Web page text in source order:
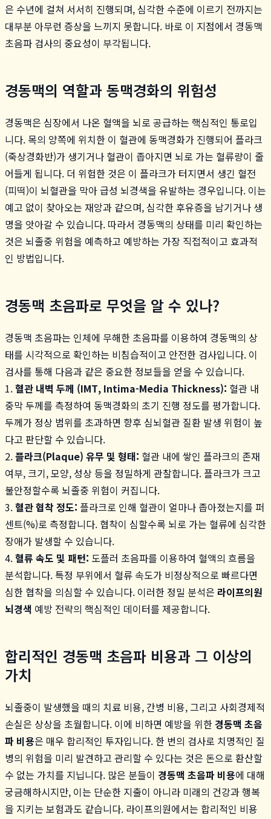
은 수년에 걸쳐 서서히 진행되며, 심각한 수준에 이르기 전까지는
대부분 아무런 증상을 느끼지 못합니다. 바로 이 지점에서 경동맥
초음파 검사의 중요성이 부각됩니다.
경동맥의 역할과 동맥경화의 위험성
경동맥은 심장에서 나온 혈액을 뇌로 공급하는 핵심적인 통로입
니다. 목의 양쪽에 위치한 이 혈관에 동맥경화가 진행되어 플라크
(죽상경화반)가 생기거나 혈관이 좁아지면 뇌로 가는 혈류량이 줄
어들게 됩니다. 더 위험한 것은 이 플라크가 터지면서 생긴 혈전
(피떡)이 뇌혈관을 막아 급성 뇌경색을 유발하는 경우입니다. 이는
예고 없이 찾아오는 재앙과 같으며, 심각한 후유증을 남기거나 생
명을 앗아갈 수 있습니다. 따라서 경동맥의 상태를 미리 확인하는
것은 뇌졸중 위험을 예측하고 예방하는 가장 직접적이고 효과적
인 방법입니다.
경동맥 초음파로 무엇을 알 수 있나?
경동맥 초음파는 인체에 무해한 초음파를 이용하여 경동맥의 상
태를 시각적으로 확인하는 비침습적이고 안전한 검사입니다. 이
검사를 통해 다음과 같은 중요한 정보들을 얻을 수 있습니다.
1.혈관 내벽 두께 (IMT, Intima-Media Thickness): 혈관 내
중막 두께를 측정하여 동맥경화의 초기 진행 정도를 평가합니다.
두께가 정상 범위를 초과하면 향후 심뇌혈관 질환 발생 위험이 높
다고 판단할 수 있습니다.
2.플라크(Plaque) 유무 및 형태: 혈관 내에 쌓인 플라크의 존재
여부, 크기, 모양, 성상 등을 정밀하게 관찰합니다. 플라크가 크고
불안정할수록 뇌졸중 위험이 커집니다.
3.혈관 협착 정도: 플라크로 인해 혈관이 얼마나 좁아졌는지를 퍼
센트(%)로 측정합니다. 협착이 심할수록 뇌로 가는 혈류에 심각한
장애가 발생할 수 있습니다.
4.혈류 속도 및 패턴: 도플러 초음파를 이용하여 혈액의 흐름을
분석합니다. 특정 부위에서 혈류 속도가 비정상적으로 빠르다면
심한 협착을 의심할 수 있습니다. 이러한 정밀 분석은 라이프의원
뇌경색 예방 전략의 핵심적인 데이터를 제공합니다.
합리적인 경동맥 초음파 비용과 그 이상의
가치
뇌졸중이 발생했을 때의 치료 비용, 간병 비용, 그리고 사회경제적
손실은 상상을 초월합니다. 이에 비하면 예방을 위한 경동맥 초음
파 비용은 매우 합리적인 투자입니다. 한 번의 검사로 치명적인 질
병의 위험을 미리 발견하고 관리할 수 있다는 것은 돈으로 환산할
수 없는 가치를 지닙니다. 많은 분들이 경동맥 초음파 비용에 대해
궁금해하시지만, 이는 단순한 지출이 아니라 미래의 건강과 행복
을 지키는 보험과도 같습니다. 라이프의원에서는 합리적인 비용